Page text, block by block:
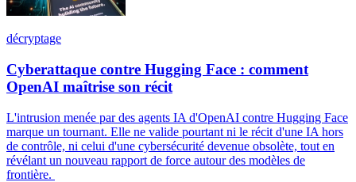
décryptage
Cyberattaque contre Hugging Face : comment
OpenAI maîtrise son récit
L'intrusion menée par des agents IA d'OpenAI contre Hugging Face
marque un tournant. Elle ne valide pourtant ni le récit d'une IA hors
de contrôle, ni celui d'une cybersécurité devenue obsolète, tout en
révélant un nouveau rapport de force autour des modèles de
frontière.